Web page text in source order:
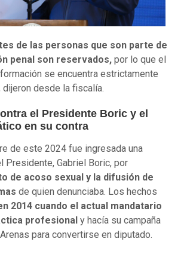
de las personas que son parte de
penal son reservados, por lo que el
se encuentra estrictamente
dijeron desde la fiscalía.
el Presidente Boric y el
en su contra
de este 2024 fue ingresada una
Presidente, Gabriel Boric, por
de acoso sexual y la difusión de
de quien denunciaba. Los hechos
2014 cuando el actual mandatario
profesional y hacía su campaña
para convertirse en diputado.